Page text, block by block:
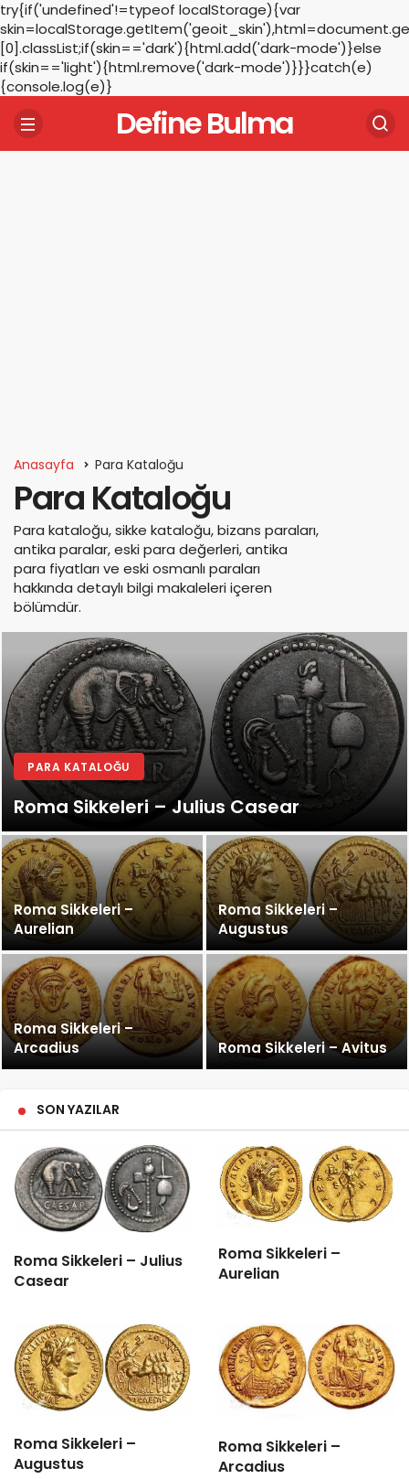
try{if('undefined'!=typeof localStorage){var
[0].classList;if(skin=='dark'){html.add('dark-mode')}else
if(skin=='light'){html.remove('dark-mode')}}}catch(e)
{console.log(e)}
Define Bulma
Anasayfa Para Kataloğu
Para Kataloğu
Para kataloğu, sikke kataloğu, bizans paraları,
antika paralar, eski para değerleri, antika
para fiyatları ve eski osmanlı paraları
hakkında detaylı bilgi makaleleri içeren
bölümdür.
PARA KATALOĞU
Roma Sikkeleri – Julius Casear
Roma Sikkeleri –
Aurelian
Roma Sikkeleri –
Augustus
Roma Sikkeleri –
Arcadius
Roma Sikkeleri – Avitus
SON YAZILAR
Roma Sikkeleri – Julius
Casear
Roma Sikkeleri –
Aurelian
Roma Sikkeleri –
Augustus
Roma Sikkeleri –
Arcadius